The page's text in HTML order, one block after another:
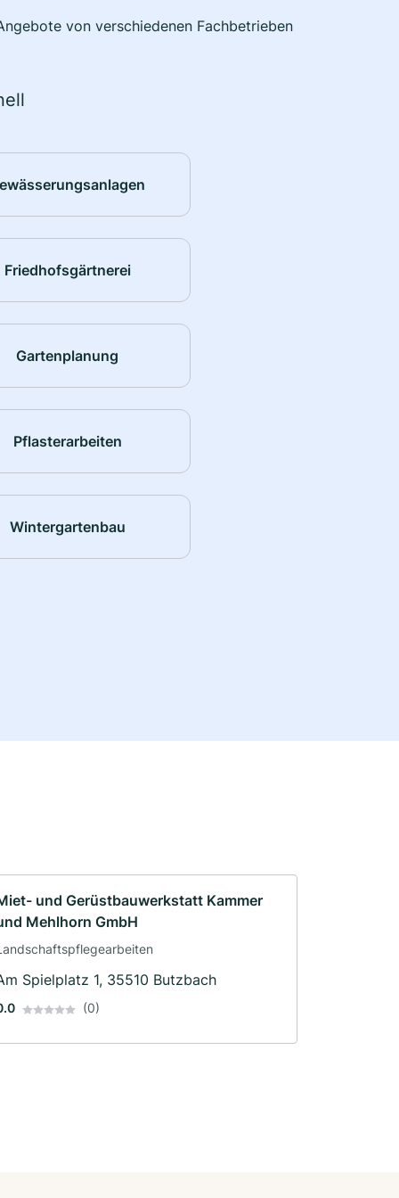
von verschiedenen Fachbetrieben
Friedhofsgärtnerei
Gartenplanung
Pflasterarbeiten
Wintergartenbau
und Gerüstbauwerkstatt Kammer
Mehlhorn GmbH
Spielplatz 1, 35510 Butzbach
(0)